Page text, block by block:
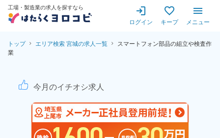
工場・製造業の求人を探すなら
ログイン キープ メニュー
トップ エリア検索 宮城の求人一覧
スマートフォン部品の組立や検査作
業
スマートフォン部品の組立
今月のイチオシ求人